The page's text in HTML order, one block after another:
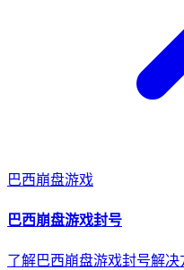
巴西崩盘游戏
巴西崩盘游戏封号
了解巴西崩盘游戏封号解决